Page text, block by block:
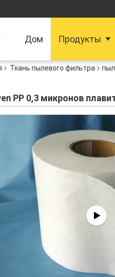
Дом Продукты
Ткань пылевого фильтра
PP 0,3 микронов